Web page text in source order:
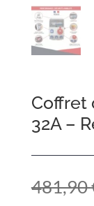
Coffret
32A –
481,90